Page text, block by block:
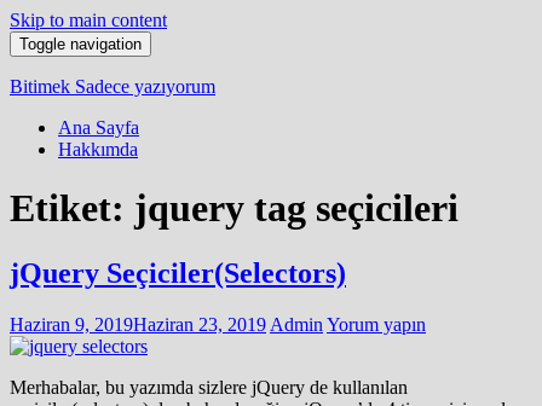
Skip to main content
Toggle navigation
Bitimek Sadece yazıyorum
Ana Sayfa
Hakkımda
Etiket: jquery tag seçicileri
jQuery Seçiciler(Selectors)
Haziran 9, 2019Haziran 23, 2019 Admin Yorum yapın
Merhabalar, bu yazımda sizlere jQuery de kullanılan